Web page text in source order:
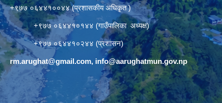
+९७७ ०६४४१००४४ (प्रशासकीय अधिकृत )
+९७७ ०६४४१०१४४ (गाउँपालिका अध्यक्ष)
+९७७ ०६४४१०२४४ (प्रशासन)
rm.arughat@gmail.com, info@aarughatmun.gov.np